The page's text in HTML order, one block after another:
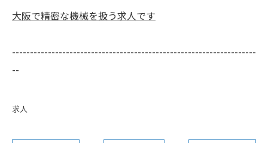
大阪で精密な機械を扱う求人です
--------------------------------------------------------------------
--
求人